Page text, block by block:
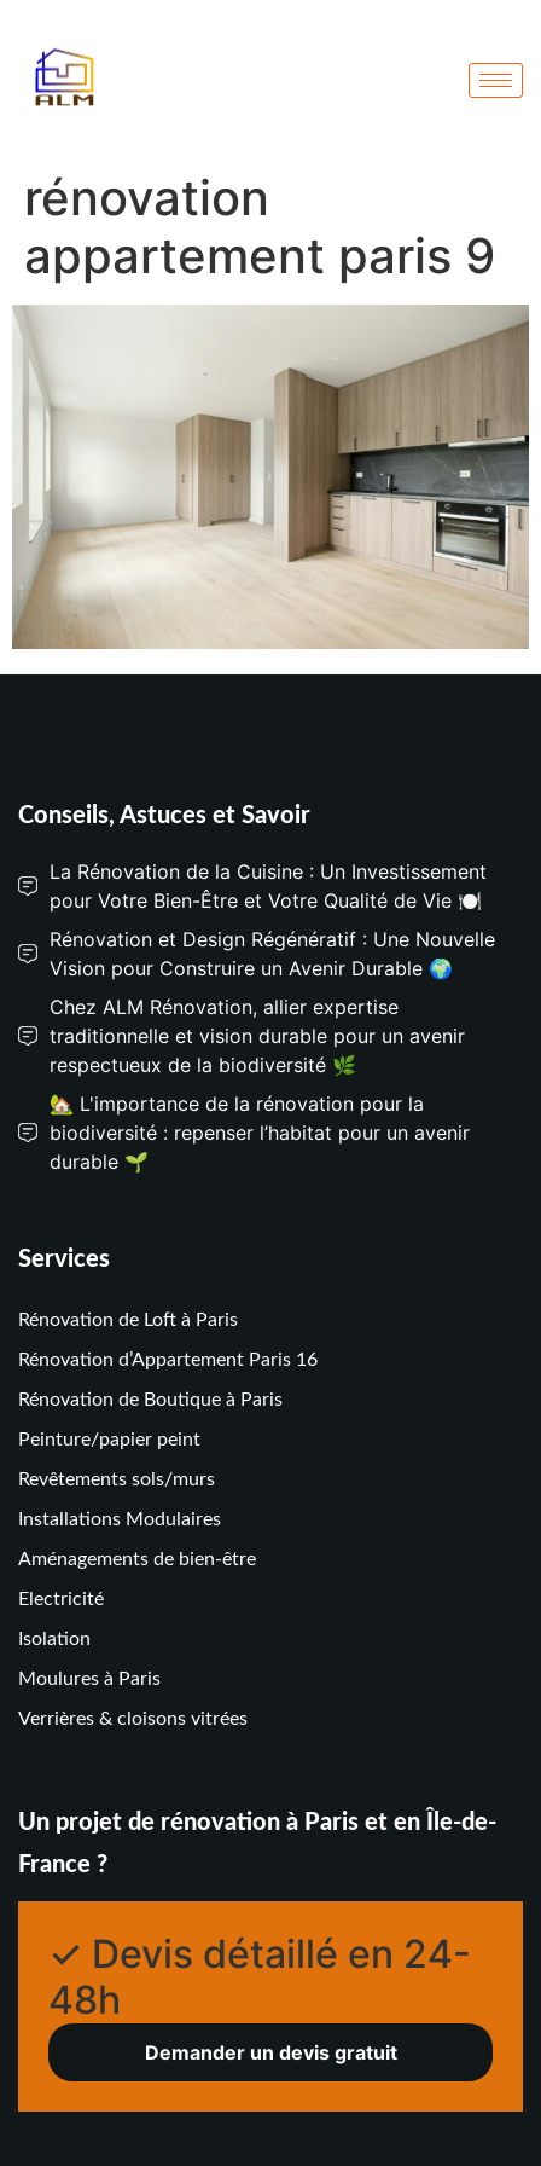
rénovation
appartement paris 9
Conseils, Astuces et Savoir
La Rénovation de la Cuisine : Un Investissement
pour Votre Bien-Être et Votre Qualité de Vie 🍽️
Rénovation et Design Régénératif : Une Nouvelle
Vision pour Construire un Avenir Durable 🌍
Chez ALM Rénovation, allier expertise
traditionnelle et vision durable pour un avenir
respectueux de la biodiversité 🌿
🏡 L'importance de la rénovation pour la
biodiversité : repenser l’habitat pour un avenir
durable 🌱
Services
Rénovation de Loft à Paris
Rénovation d’Appartement Paris 16
Rénovation de Boutique à Paris
Peinture/papier peint
Revêtements sols/murs
Installations Modulaires
Aménagements de bien-être
Electricité
Isolation
Moulures à Paris
Verrières & cloisons vitrées
Un projet de rénovation à Paris et en Île-de-
France ?
✓ Devis détaillé en 24-
48h
Demander un devis gratuit